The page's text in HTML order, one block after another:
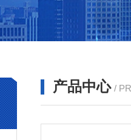
产品中心 /